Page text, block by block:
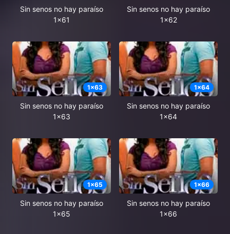
Sin senos no hay paraíso
1x61
Sin senos no hay paraíso
1x62
1x63
Sin senos no hay paraíso
1x63
1x64
Sin senos no hay paraíso
1x64
1x65
Sin senos no hay paraíso
1x65
1x66
Sin senos no hay paraíso
1x66